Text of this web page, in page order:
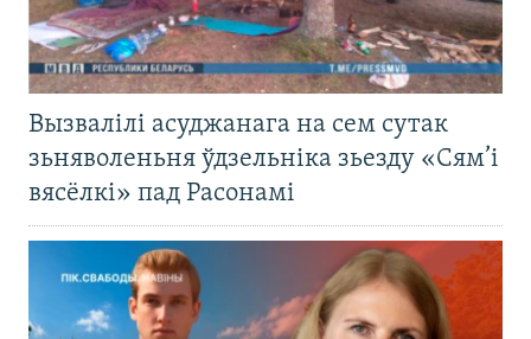
Вызвалілі асуджанага на сем сутак
зьняволеньня ўдзельніка зьезду «Сям’і
вясёлкі» пад Расонамі